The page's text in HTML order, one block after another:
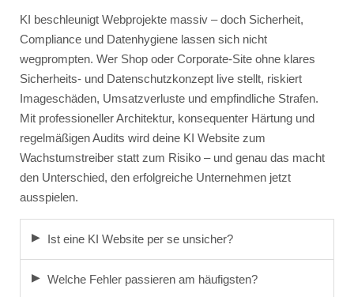
KI beschleunigt Webprojekte massiv – doch Sicherheit,
Compliance und Datenhygiene lassen sich nicht
wegprompten. Wer Shop oder Corporate-Site ohne klares
Sicherheits- und Datenschutzkonzept live stellt, riskiert
Imageschäden, Umsatzverluste und empfindliche Strafen.
Mit professioneller Architektur, konsequenter Härtung und
regelmäßigen Audits wird deine KI Website zum
Wachstumstreiber statt zum Risiko – und genau das macht
den Unterschied, den erfolgreiche Unternehmen jetzt
ausspielen.
Ist eine KI Website per se unsicher?
Welche Fehler passieren am häufigsten?